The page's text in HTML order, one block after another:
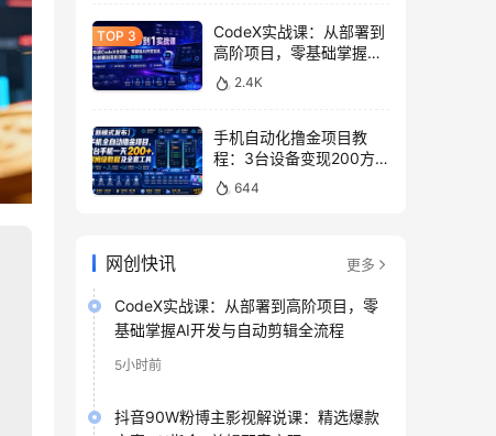
CodeX实战课：从部署到
高阶项目，零基础掌握AI
开发与自动剪辑全流程
2.4K
手机自动化撸金项目教
程：3台设备变现200方
法，零门槛脚本工具与平
台玩法
644
网创快讯 更多
CodeX实战课：从部署到高阶项目，零
基础掌握AI开发与自动剪辑全流程
5小时前
抖音90W粉博主影视解说课：精选爆款